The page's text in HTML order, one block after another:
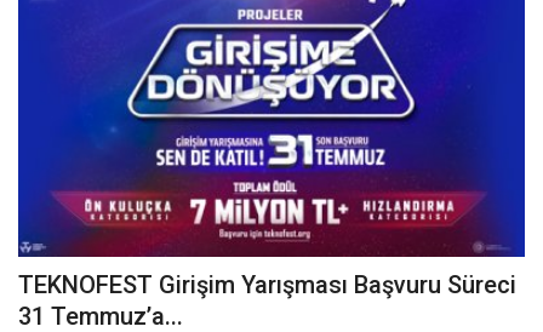
TEKNOFEST Girişim Yarışması Başvuru Süreci
31 Temmuz’a...